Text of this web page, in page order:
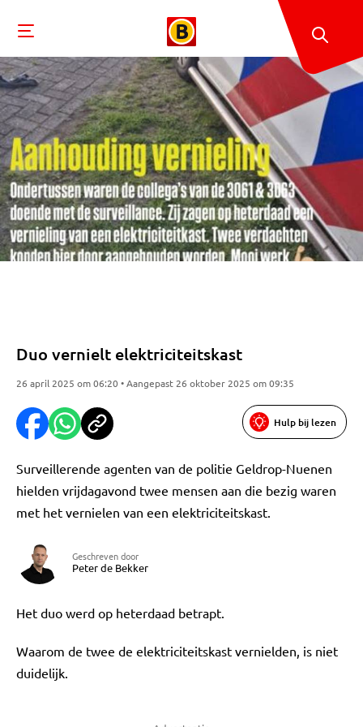
Duo vernielt elektriciteitskast
26 april 2025 om 06:20 • Aangepast 26 oktober 2025 om 09:35
Hulp bij lezen
Surveillerende agenten van de politie Geldrop-Nuenen
hielden vrijdagavond twee mensen aan die bezig waren
met het vernielen van een elektriciteitskast.
Geschreven door
Peter de Bekker
Het duo werd op heterdaad betrapt.
Waarom de twee de elektriciteitskast vernielden, is niet
duidelijk.